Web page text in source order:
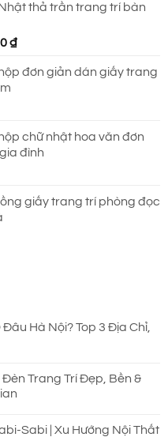
₫.
tại
2.150.000 ₫.
thả trần trang trí bàn
₫.
₫Giá
tạiđơn giản dán giấy trang
là:
₫.
chữ nhật hoa văn đơn
đình
₫.
giấy trang trí phòng đọc
Hà Nội? Top 3 Địa Chỉ,
Trang Trí Đẹp, Bền &
Sabi | Xu Hướng Nội Thất